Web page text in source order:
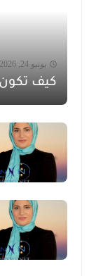
يونيو 24, 2026
كيف تكون